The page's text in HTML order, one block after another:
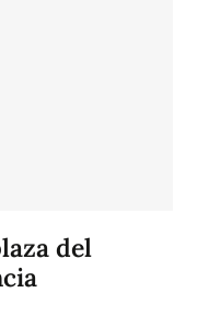
del